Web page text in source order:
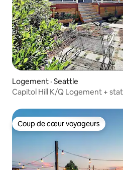
Logement · Seattle
Capitol Hill K/Q Logement +
Coup de cœur voyageurs
Coup de cœur voyageurs